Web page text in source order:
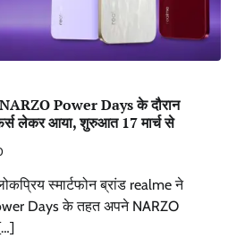
Power Days के दौरान
लेकर आया, शुरुआत 17 मार्च से
स्मार्टफोन ब्रांड realme ने
Days के तहत अपने NARZO